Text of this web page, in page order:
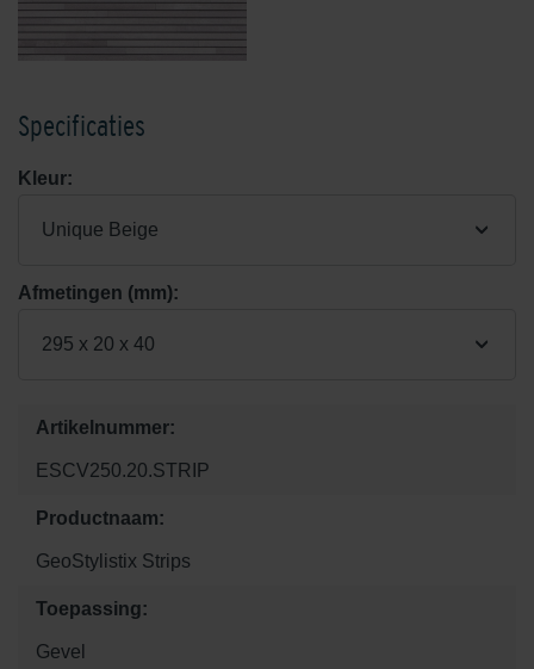
Specificaties
Kleur:
Unique Beige
Afmetingen (mm):
295 x 20 x 40
Artikelnummer:
ESCV250.20.STRIP
Productnaam:
GeoStylistix Strips
Toepassing:
Gevel